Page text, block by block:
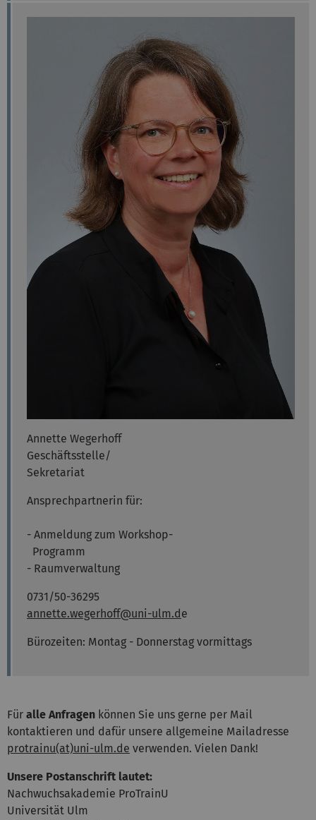
Annette Wegerhoff
Geschäftsstelle/
Sekretariat
Ansprechpartnerin für:
- Anmeldung zum Workshop-
Programm
- Raumverwaltung
0731/50-36295
annette.wegerhoff@uni-ulm.d e
Bürozeiten: Montag - Donnerstag vormittags
Für alle Anfragen können Sie uns gerne per Mail
kontaktieren und dafür unsere allgemeine Mailadresse
protrainu(at)uni-ulm.de verwenden. Vielen Dank!
Unsere Postanschrift lautet:
Nachwuchsakademie ProTrainU
Universität Ulm